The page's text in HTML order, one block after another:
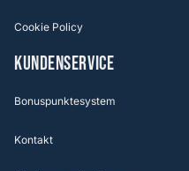
Cookie Policy
KUNDENSERVICE
Bonuspunktesystem
Kontakt